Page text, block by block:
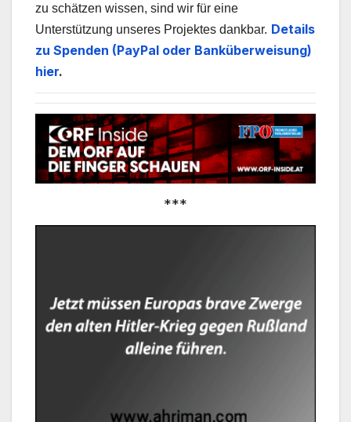
zu schätzen wissen, sind wir für eine
Unterstützung unseres Projektes dankbar. Details
zu Spenden (PayPal oder Banküberweisung)
hier.
***